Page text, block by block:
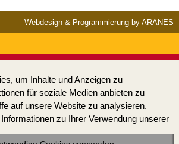
Webdesign & Programmierung by ARANES
um Inhalte und Anzeigen zu
für soziale Medien anbieten zu
auf unsere Website zu analysieren.
zu Ihrer Verwendung unserer